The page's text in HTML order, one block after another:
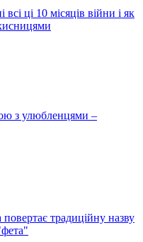
ці 10 місяців війни і як
з улюбленцями –
традиційну назву